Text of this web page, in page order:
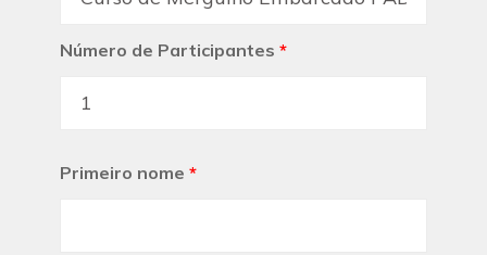
Número de Participantes *
Primeiro nome *